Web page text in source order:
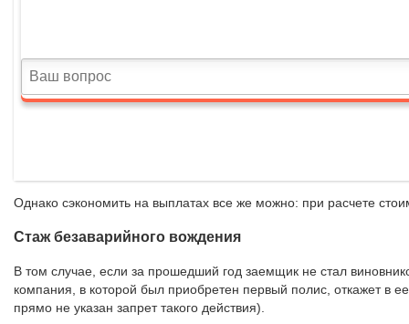
Однако сэкономить на выплатах все же можно: при расчете
Стаж безаварийного вождения
В том случае, если за прошедший год заемщик не стал
компания, в которой был приобретен первый полис, откажет в
прямо не указан запрет такого действия).